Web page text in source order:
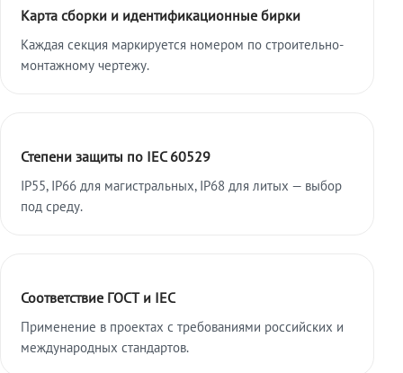
Карта сборки и идентификационные бирки
Каждая секция маркируется номером по строительно-
монтажному чертежу.
Степени защиты по IEC 60529
IP55, IP66 для магистральных, IP68 для литых — выбор
под среду.
Соответствие ГОСТ и IEC
Применение в проектах с требованиями российских и
международных стандартов.